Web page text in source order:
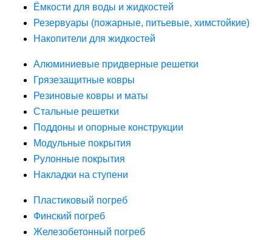
Ёмкости для воды и жидкостей
Резервуары (пожарные, питьевые, химстойкие)
Накопители для жидкостей
Алюминиевые придверные решетки
Грязезащитные ковры
Резиновые ковры и маты
Стальные решетки
Поддоны и опорные конструкции
Модульные покрытия
Рулонные покрытия
Накладки на ступени
Пластиковый погреб
Финский погреб
Железобетонный погреб